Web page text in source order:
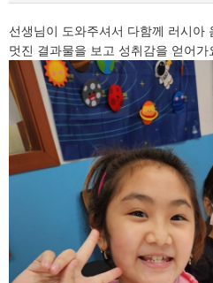
선생님이 도와주셔서 다함께 러시아
멋진 결과물을 보고 성취감을 얻어가